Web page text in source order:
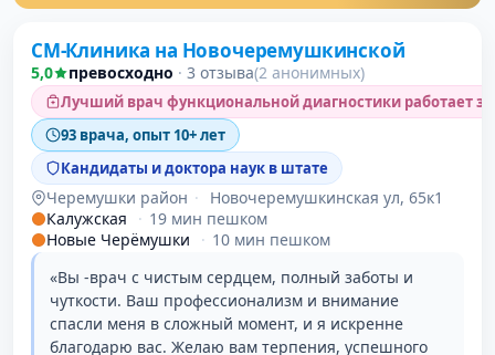
СМ-Клиника на Новочеремушкинской
5,0 превосходно · 3 отзыва(2 анонимных)
Лучший врач функциональной диагностики работает
93 врача, опыт 10+ лет
Кандидаты и доктора наук в штате
Черемушки район ·
Новочеремушкинская ул, 65к1
Калужская
· 19 мин пешком
Новые Черёмушки
· 10 мин пешком
«Вы -врач с чистым сердцем, полный заботы и
чуткости. Ваш профессионализм и внимание
спасли меня в сложный момент, и я искренне
благодарю вас. Желаю вам терпения, успешного